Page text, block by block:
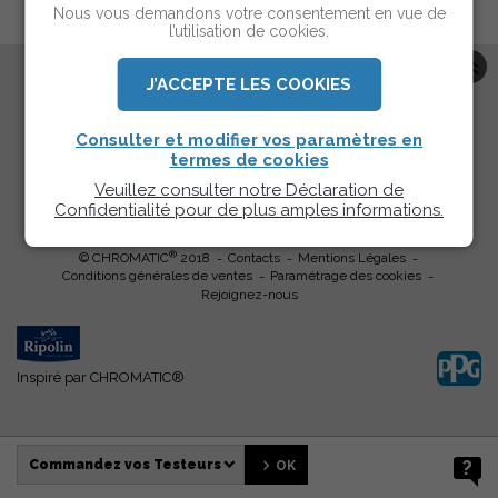
peinture professionnelle partenaires de CHROMATIC
© CHROMATIC®2018 Contacts
Mentions Légales
Conditions générales de ventes
Paramétrage des cookies
Rejoignez-nous
Inspiré par CHROMATIC®
Commandez vos Testeurs OK ?
Nous vous demandons votre consentement en vue de
l’utilisation de cookies.
J’ACCEPTE LES COOKIES
Consulter et modifier vos paramètres en
termes de cookies
Veuillez consulter notre Déclaration de
Confidentialité pour de plus amples informations.